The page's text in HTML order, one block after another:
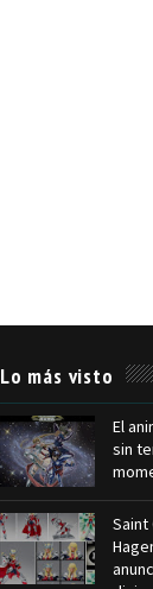
Lo más visto
El
sin
Saint